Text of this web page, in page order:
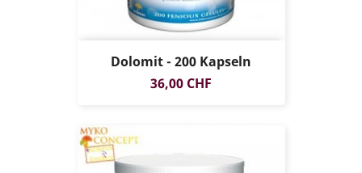
Dolomit - 200 Kapseln
Preis
36,00 CHF